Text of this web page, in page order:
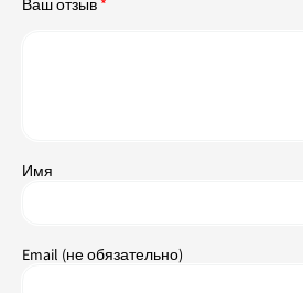
Ваш отзыв *
Имя
Email (не обязательно)